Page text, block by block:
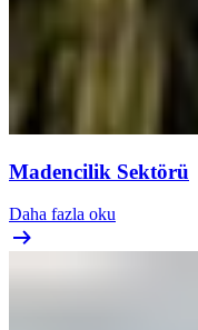
Madencilik Sektörü
Daha fazla oku